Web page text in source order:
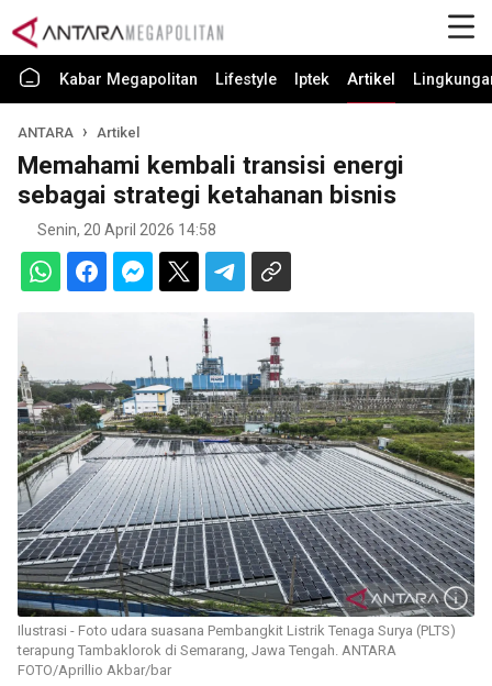
Kabar Megapolitan Lifestyle Iptek Artikel
ANTARA Artikel
Memahami kembali transisi energi
sebagai strategi ketahanan bisnis
Senin, 20 April 2026 14:58
Ilustrasi - Foto udara suasana Pembangkit Listrik Tenaga Surya (PLTS)
terapung Tambaklorok di Semarang, Jawa Tengah. ANTARA
FOTO/Aprillio Akbar/bar